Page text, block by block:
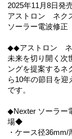
2025年11月8日発
アストロン ネク
ソーラー電波修正
◆◆アストロン ネ
未来を切り開く次
ングを提案するネ
ら10年の節目を迎
です。
◆Nexter ソーラー
場◆
・ケース径